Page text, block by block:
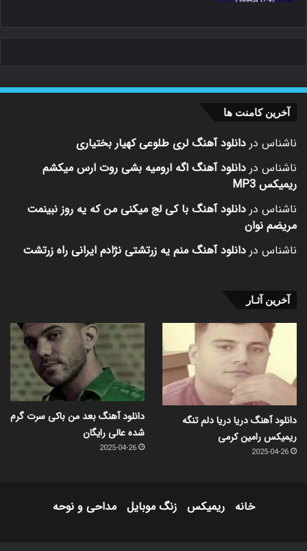
آخرین کامنت ها
ناشناس در دانلود آهنگ لری طلوعی کهیار بختیاری
ناشناس در دانلود آهنگ اگه ارومیه بشی روت ارس میکشم
ریمیکس MP3
ناشناس در دانلود آهنگ با کی لج میکنی من که یه روز نبینمت
مریضم نوان
ناشناس در دانلود آهنگ منم یه زرتشتی نژادم ایرانی راه زرتشت
آخرین آثـار
دانلود آهنگ دریا دریا دلم تنگه
ریمیکس رامین کرمی
2025-04-26
دانلود آهنگ بعد من باکی سرت گرم
شده عالی رایگان
2025-04-26
خانه ریمیکس زنگ موبایل مداحی و نوحه